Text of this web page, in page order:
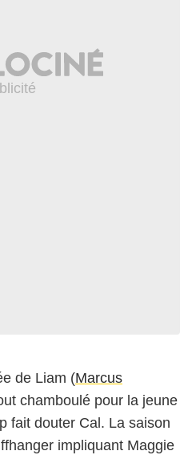
de Liam (Marcus
chamboulé pour la jeune
fait douter Cal. La saison
impliquant Maggie